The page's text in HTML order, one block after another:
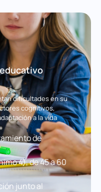
dificultades en su
cognitivos,
a la vida
de
4), de 45 a 60
junto al